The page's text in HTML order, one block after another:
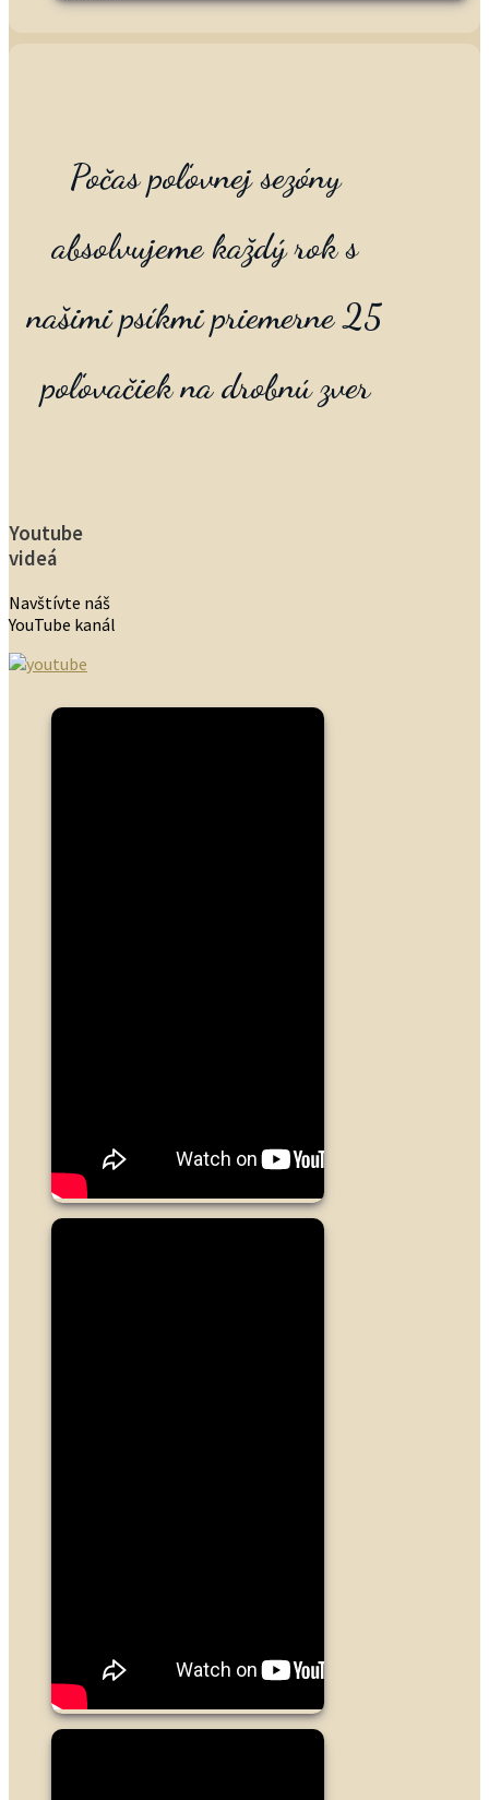
Počas poľovnej sezóny
absolvujeme každý rok s
našimi psíkmi priemerne 25
poľovačiek na drobnú zver
Youtube
videá
Navštívte náš
YouTube kanál